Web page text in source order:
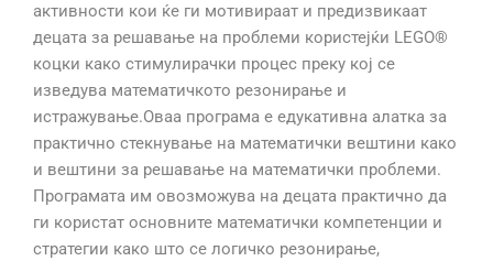
активности кои ќе ги мотивираат и предизвикаат
децата за решавање на проблеми користејќи LEGO®
коцки како стимулирачки процес преку кој се
изведува математичкото резонирање и
истражување.Оваа програма е едукативна алатка за
практично стекнување на математички вештини како
и вештини за решавање на математички проблеми.
Програмата им овозможува на децата практично да
ги користат основните математички компетенции и
стратегии како што се логичко резонирање,